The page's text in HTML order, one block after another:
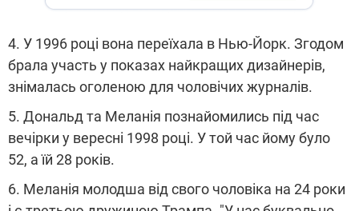
4. У 1996 році вона переїхала в Нью-Йорк. Згодом
брала участь у показах найкращих дизайнерів,
знімалась оголеною для чоловічих журналів.
5. Дональд та Меланія познайомились під час
вечірки у вересні 1998 році. У той час йому було
52, а їй 28 років.
6. Меланія молодша від свого чоловіка на 24 роки